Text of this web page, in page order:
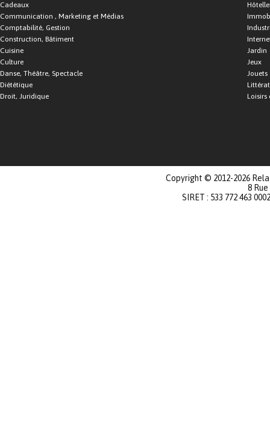
Cadeaux
Communication , Marketing et Médias
Comptabilité, Gestion
Construction, Bâtiment
Cuisine
Culture
Danse, Théâtre, Spectacle
Diététique
Droit, Juridique
Jardin
Jeux
Jouets
Loisirs
Copyright © 2012-2026
8
SIRET : 533 772 463